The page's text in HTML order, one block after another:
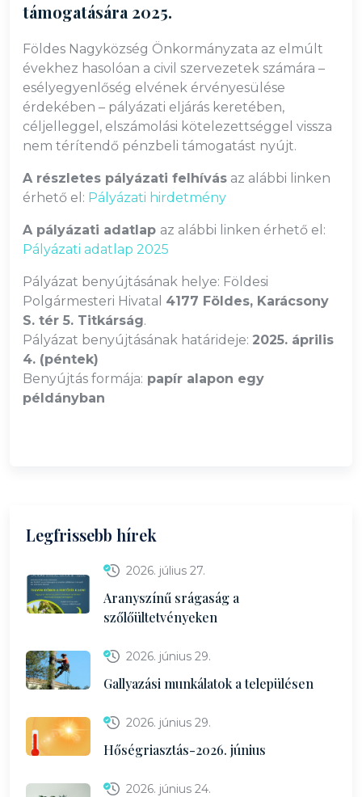
támogatására 2025.
Földes Nagyközség Önkormányzata az elmúlt
évekhez hasolóan a civil szervezetek számára –
esélyegyenlőség elvének érvényesülése
érdekében – pályázati eljárás keretében,
céljelleggel, elszámolási kötelezettséggel vissza
nem térítendő pénzbeli támogatást nyújt.
A részletes pályázati felhívás az alábbi linken
érhető el: Pályázati hirdetmény
A pályázati adatlap az alábbi linken érhető el:
Pályázati adatlap 2025
Pályázat benyújtásának helye: Földesi
Polgármesteri Hivatal 4177 Földes, Karácsony
S. tér 5. Titkárság.
Pályázat benyújtásának határideje: 2025. április
4. (péntek)
Benyújtás formája: papír alapon egy
példányban
Legfrissebb hírek
2026. július 27.
Aranyszínű srágaság a
szőlőültetvényeken
2026. június 29.
Gallyazási munkálatok a településen
2026. június 29.
Hőségriasztás-2026. június
2026. június 24.